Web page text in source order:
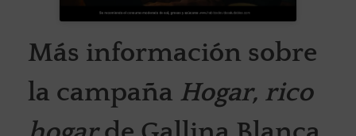
Más información sobre
la campaña Hogar, rico